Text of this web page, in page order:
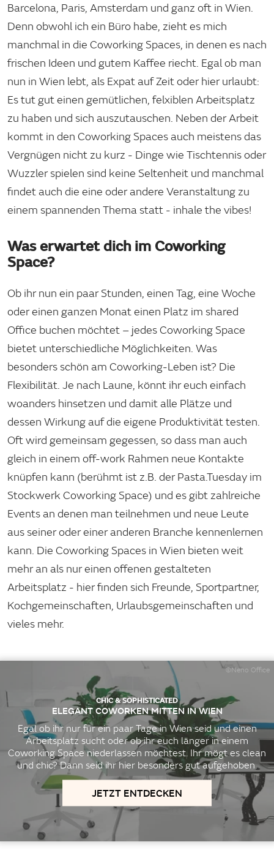
Barcelona, Paris, Amsterdam und ganz oft in Wien.
Denn obwohl ich ein Büro habe, zieht es mich
manchmal in die Coworking Spaces, in denen es nach
frischen Ideen und gutem Kaffee riecht. Egal ob man
nun in Wien lebt, als Expat auf Zeit oder hier urlaubt:
Es tut gut einen gemütlichen, felxiblen Arbeitsplatz
zu haben und sich auszutauschen. Neben der Arbeit
kommt in den Coworking Spaces auch meistens das
Vergnügen nicht zu kurz - Dinge wie Tischtennis oder
Wuzzler spielen sind keine Seltenheit und manchmal
findet auch die eine oder andere Veranstaltung zu
einem spannenden Thema statt - inhale the vibes!
Was erwartet dich im Coworking
Space?
Ob ihr nun ein paar Stunden, einen Tag, eine Woche
oder einen ganzen Monat einen Platz im shared
Office buchen möchtet – jedes Coworking Space
bietet unterschiedliche Möglichkeiten. Was
besonders schön am Coworking-Leben ist? Die
Flexibilität. Je nach Laune, könnt ihr euch einfach
woanders hinsetzen und damit alle Plätze und
dessen Wirkung auf die eigene Produktivität testen.
Oft wird gemeinsam gegessen, so dass man auch
gleich in einem off-work Rahmen neue Kontakte
knüpfen kann (berühmt ist z.B. der Pasta.Tuesday im
Stockwerk Coworking Space) und es gibt zahlreiche
Events an denen man teilnehmen und neue Leute
aus seiner oder einer anderen Branche kennenlernen
kann. Die Coworking Spaces in Wien bieten weit
mehr an als nur einen offenen gestalteten
Arbeitsplatz - hier finden sich Freunde, Sportpartner,
Kochgemeinschaften, Urlaubsgemeinschaften und
vieles mehr.
CHIC & SOPHISTICATED
ELEGANT COWORKEN MITTEN IN WIEN
Egal ob ihr nur für ein paar Tage in Wien seid und einen
Arbeitsplatz sucht oder ob ihr euch länger in einem
Coworking Space niederlassen möchtest. Ihr mögt es clean
und chic? Dann seid ihr hier besonders gut aufgehoben.
JETZT ENTDECKEN
©Neno Office